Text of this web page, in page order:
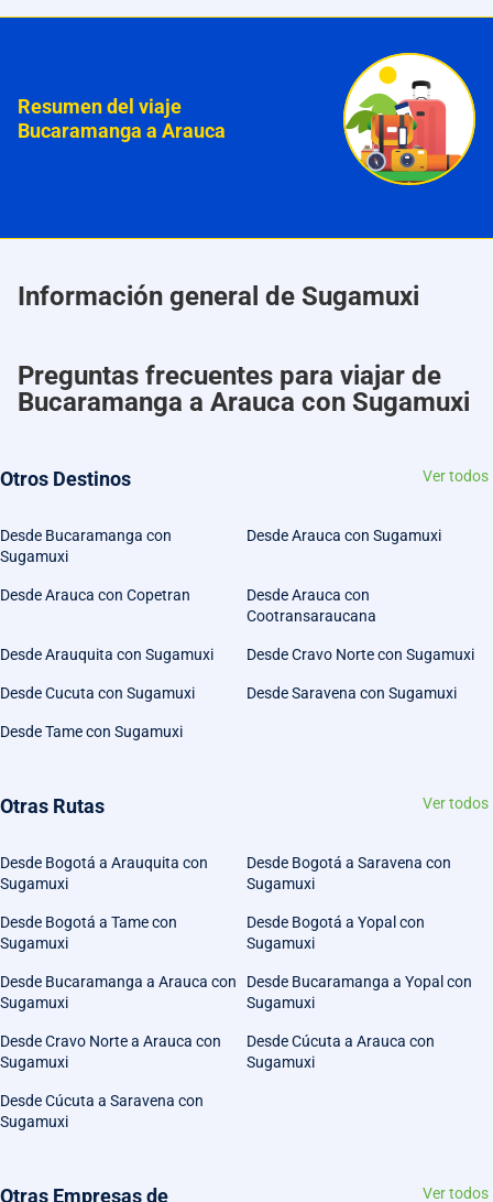
Resumen del viaje
Bucaramanga a Arauca
Información general de Sugamuxi
Preguntas frecuentes para viajar de
Bucaramanga a Arauca con Sugamuxi
Otros Destinos Ver todos
Desde Bucaramanga con
Sugamuxi
Desde Arauca con Sugamuxi
Desde Arauca con Copetran
Desde Arauca con
Cootransaraucana
Desde Arauquita con Sugamuxi Desde Cravo Norte con Sugamuxi
Desde Cucuta con Sugamuxi Desde Saravena con Sugamuxi
Desde Tame con Sugamuxi
Otras Rutas Ver todos
Desde Bogotá a Arauquita con
Sugamuxi
Desde Bogotá a Saravena con
Sugamuxi
Desde Bogotá a Tame con
Sugamuxi
Desde Bogotá a Yopal con
Sugamuxi
Desde Bucaramanga a Arauca con
Sugamuxi
Desde Bucaramanga a Yopal con
Sugamuxi
Desde Cravo Norte a Arauca con
Sugamuxi
Desde Cúcuta a Arauca con
Sugamuxi
Desde Cúcuta a Saravena con
Sugamuxi
Otras Empresas de
Ver todos